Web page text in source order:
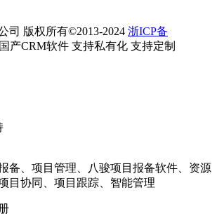
司 版权所有©2013-2024 浙ICP备
产CRM软件 支持私有化 支持定制